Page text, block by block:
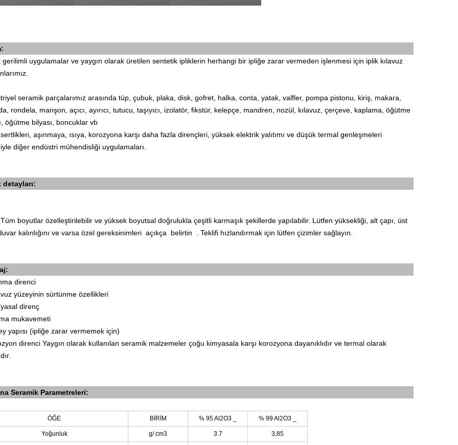
gerilimli uygulamalar ve yaygın olarak üretilen sentetik ipliklerin herhangi bir ipliğe zarar vermeden işlenmesi için iplik kılavuz
seramik parçalarımız arasında tüp, çubuk, plaka, disk, gofret, halka, conta, yatak, valfler, pompa pistonu, kiriş, makara,
rondela, manşon, açıcı, ayırıcı, tutucu, taşıyıcı, izolatör, fikstür, kelepçe, mandren, nozül, kılavuz, çerçeve, kaplama, öğütme
öğütme bilyası, boncuklar vb
sertlikleri, aşınmaya, ısıya, korozyona karşı daha fazla dirençleri, yüksek elektrik yalıtımı ve düşük termal genleşmeleri
diğer endüstri mühendisliği uygulamaları.
detayları:
boyutlar özelleştirilebilir ve yüksek boyutsal doğrulukla çeşitli karmaşık şekillerde yapılabilir. Lütfen yüksekliği, alt çapı, üst
kalınlığını ve varsa özel gereksinimleri açıkça belirtin . Teklifi hızlandırmak için lütfen çizimler sağlayın.
direnci
yüzeyinin sürtünme özellikleri
direnç
mukavemeti
yapısı (ipliğe zarar vermemek için)
direnci Yaygın olarak kullanılan seramik malzemeler çoğu kimyasala karşı korozyona dayanıklıdır ve termal olarak
Seramik Parametreleri:
ÖĞE BİRİM % 95Al2O3 % 99Al2O3
Yoğunluk g/cm3 3.7 3,85